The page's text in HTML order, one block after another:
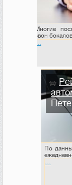
Многие
звон
…
По
…